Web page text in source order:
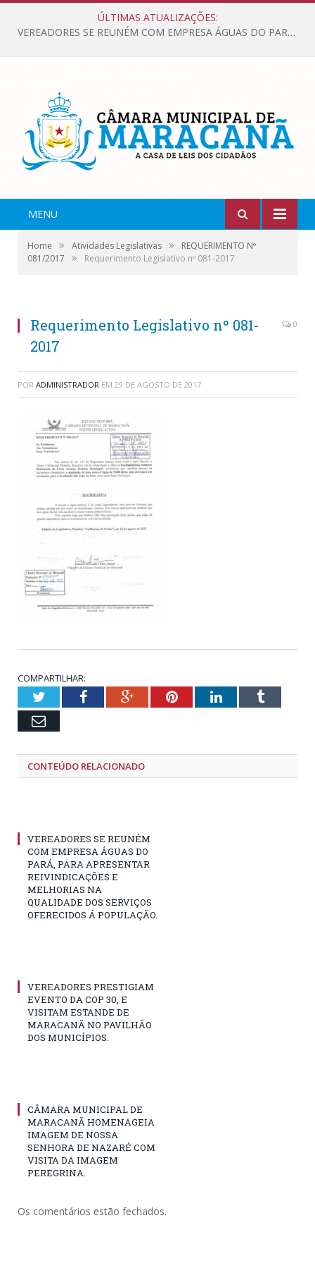
ÚLTIMAS ATUALIZAÇÕES:
VEREADORES SE REUNÉM COM EMPRESA ÁGUAS DO PARÁ, PARA APRESENTAR REIVINDICAÇÕES E MELHORIAS NA QUALIDADE DOS SERVIÇOS OFERECIDOS Á POPULAÇÃO.
MENU
Home » Atividades Legislativas »
REQUERIMENTO Nº
081/2017
» Requerimento Legislativo nº 081-2017
Requerimento Legislativo nº 081-
2017
0
POR ADMINISTRADOR EM 29 DE AGOSTO DE 2017
COMPARTILHAR:
TwitterFacebookGoogle+PinterestLinkedInTumblr
Email
CONTEÚDO RELACIONADO
VEREADORES SE REUNÉM
COM EMPRESA ÁGUAS DO
PARÁ, PARA APRESENTAR
REIVINDICAÇÕES E
MELHORIAS NA
QUALIDADE DOS SERVIÇOS
OFERECIDOS Á POPULAÇÃO.
VEREADORES PRESTIGIAM
EVENTO DA COP 30, E
VISITAM ESTANDE DE
MARACANÃ NO PAVILHÃO
DOS MUNICÍPIOS.
CÂMARA MUNICIPAL DE
MARACANÃ HOMENAGEIA
IMAGEM DE NOSSA
SENHORA DE NAZARÉ COM
VISITA DA IMAGEM
PEREGRINA.
Os comentários estão fechados.